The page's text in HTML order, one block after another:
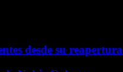
desde su reapertura